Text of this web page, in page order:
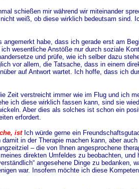
schießen mir während wir miteinander
weiß, ob diese wirklich bedeutsam sind.
angemerkt habe, dass ich gerade erst am
wesentliche Anstöße nur durch soziale
und prüfe, wie ich selber dazu
vor allem, die Tatsache, dass in einem
auf Antwort wartet. Ich hoffe, dass ich
Zeit verstreicht immer wie im Flug und ich
ich diese wirklich fassen kann, sind sie
Aber dies als solches ist schon ein
erfordert.
ist Ich würde gerne ein
in der Therapie machen kann, aber
– die von Ihnen angesprochene
direkten Umfeldes zu beobachten,
angesehene Dinge zu bedanken,
war. Insofern möchte ich diese